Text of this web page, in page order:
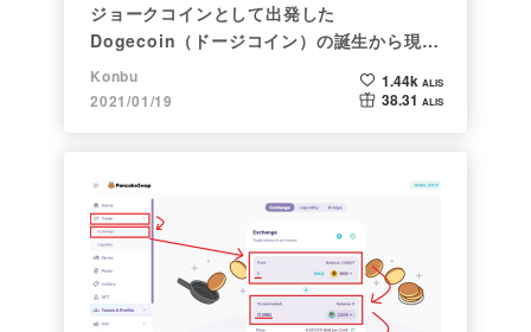
ジョークコインとして出発した
Dogecoin（ドージコイン）の誕生から現在
まで。注目される非証券性🐶
Konbu
2021/01/19
1.44k ALIS
38.31 ALIS